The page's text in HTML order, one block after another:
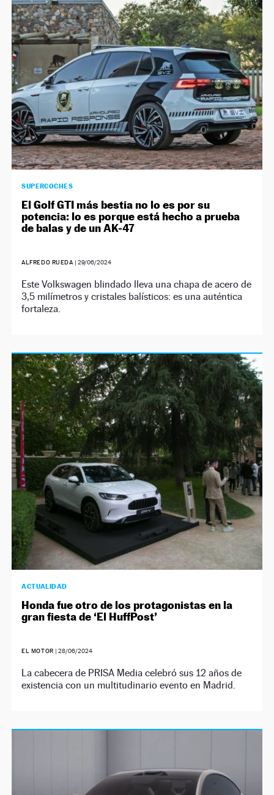
SUPERCOCHES
El Golf GTI más bestia no lo es por su
potencia: lo es porque está hecho a prueba
de balas y de un AK-47
ALFREDO RUEDA |29/06/2024
Este Volkswagen blindado lleva una chapa de acero de
3,5 milímetros y cristales balísticos: es una auténtica
fortaleza.
ACTUALIDAD
Honda fue otro de los protagonistas en la
gran fiesta de ‘El HuffPost’
EL MOTOR |28/06/2024
La cabecera de PRISA Media celebró sus 12 años de
existencia con un multitudinario evento en Madrid.